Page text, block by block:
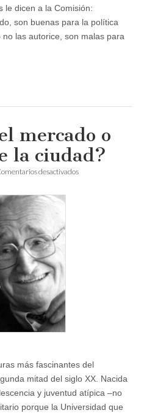
le dicen a la Comisión:
son buenas para la política
no las autorice, son malas para
mercado o
la ciudad?
desactivadosen
más fascinantes del
mitad del siglo XX. Nacida
y juventud atípica –no
porque la Universidad que